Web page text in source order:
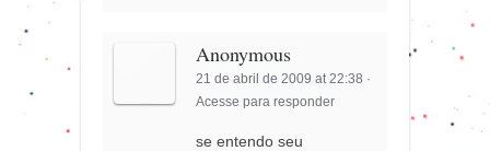
Anonymous
21 de abril de 2009 at 22:38 ·
Acesse para responder
se entendo seu